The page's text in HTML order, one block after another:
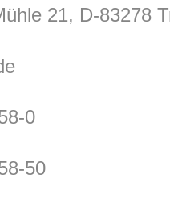
21, D-83278
0
50